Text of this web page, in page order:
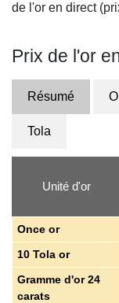
de l'or en direct
Prix de l'or
Résumé
Tola
Unité d'or
Once or
10 Tola or
Gramme d'or 24
carats